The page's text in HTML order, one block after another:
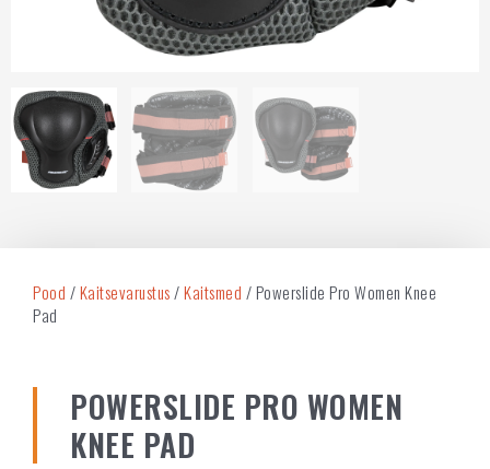
Pood /Kaitsevarustus/Kaitsmed / Powerslide Pro Women Knee
Pad
POWERSLIDE PRO WOMEN
KNEE PAD